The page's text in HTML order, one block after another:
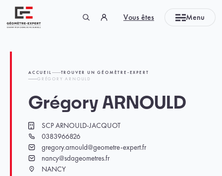
Vous êtes Menu
ACCUEIL
TROUVER UN GÉOMÈTRE-EXPERT
GRÉGORY ARNOULD
Grégory ARNOULD
CabinetSCP ARNOULD-JACQUOT
Téléphone
0383966826
Emailgregory.arnould@geometre-expert.fr
Emailnancy@sdageometres.fr
Ville
NANCY
Panneau de gestion des cookies